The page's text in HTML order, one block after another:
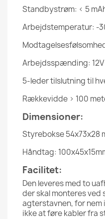
Standbystrøm: < 5
Arbejdstemperatur: -
Arbejdsspænding: 12V
5-leder tilslutning til
Rækkevidde > 100
Dimensioner:
Styrebokse 54x73x28
Håndtag:
Facilitet:
Den leveres med to
der skal monteres
agterstavnen, for
ikke at føre kabler fra